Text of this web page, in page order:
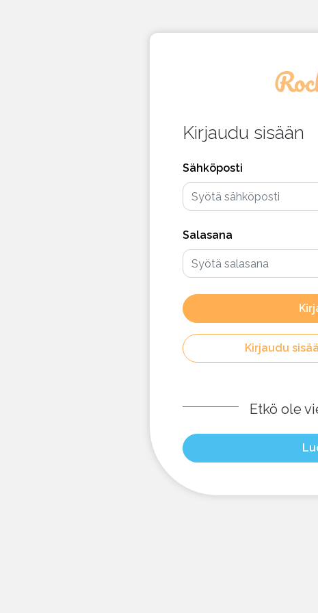
Kirjaudu sisään
Sähköposti
Salasana
Kirjaudu
Etkö ole